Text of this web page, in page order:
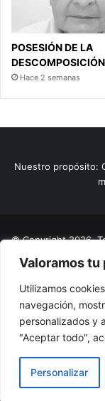
Valoramos tu
Utilizamos
navegación,
personalizados y
"Aceptar todo",
Personalizar
POSESIÓN DE LA
DESCOMPOSICIÓN
Hace 2 semanas
Nuestro propósito:
© Copyright 2026,
Home
Actualidad
El